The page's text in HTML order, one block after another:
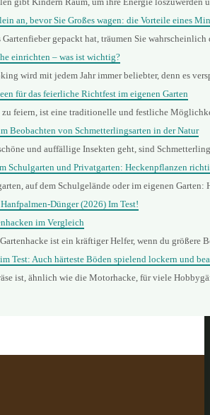
an, bevor Sie Großes wagen: die Vorteile eines
Gartenfieber gepackt hat, träumen Sie
einrichten – was ist wichtig?
wird mit jedem Jahr immer beliebter, denn es
für das feierliche Richtfest im eigenen Garten
feiern, ist eine traditionelle und festliche
Beobachten von Schmetterlingsarten in der Natur
und auffällige Insekten geht, sind
Schulgarten und Privatgarten: Heckenpflanzen
auf dem Schulgelände oder im eigenen
Dünger (2026) Im Test!
im Vergleich
ist ein kräftiger Helfer, wenn du
Test: Auch härteste Böden spielend lockern und
ist, ähnlich wie die Motorhacke, für viele